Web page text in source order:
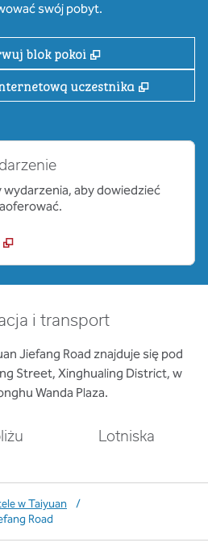
swój pobyt.
blok pokoi ,
uczestnika
,
wydarzenia, aby dowiedzieć
i transport
Jiefang Road znajduje się pod
Street, Xinghualing District, w
Wanda Plaza.
Lotniska
w Taiyuan
/
Road